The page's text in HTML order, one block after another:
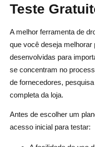
Teste
A melhor ferramenta de
que você deseja
desenvolvidas para
se concentram no
de fornecedores,
completa da loja.
Antes de escolher um
acesso inicial para testar: